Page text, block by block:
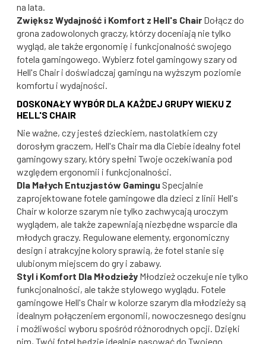
na lata.
Zwiększ Wydajność i Komfort z Hell's Chair Dołącz do
grona zadowolonych graczy, którzy doceniają nie tylko
wygląd, ale także ergonomię i funkcjonalność swojego
fotela gamingowego. Wybierz fotel gamingowy szary od
Hell's Chair i doświadczaj gamingu na wyższym poziomie
komfortu i wydajności.
DOSKONAŁY WYBÓR DLA KAŻDEJ GRUPY WIEKU Z
HELL'S CHAIR
Nie ważne, czy jesteś dzieckiem, nastolatkiem czy
dorosłym graczem, Hell's Chair ma dla Ciebie idealny fotel
gamingowy szary, który spełni Twoje oczekiwania pod
względem ergonomii i funkcjonalności.
Dla Małych Entuzjastów Gamingu Specjalnie
zaprojektowane fotele gamingowe dla dzieci z linii Hell's
Chair w kolorze szarym nie tylko zachwycają uroczym
wyglądem, ale także zapewniają niezbędne wsparcie dla
młodych graczy. Regulowane elementy, ergonomiczny
design i atrakcyjne kolory sprawią, że fotel stanie się
ulubionym miejscem do gry i zabawy.
Styl i Komfort Dla Młodzieży Młodzież oczekuje nie tylko
funkcjonalności, ale także stylowego wyglądu. Fotele
gamingowe Hell's Chair w kolorze szarym dla młodzieży są
idealnym połączeniem ergonomii, nowoczesnego designu
i możliwości wyboru spośród różnorodnych opcji. Dzięki
nim, Twój fotel będzie idealnie pasować do Twojego